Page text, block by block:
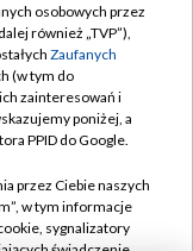
osobowych przez
również „TVP”),
Zaufanych
(w tym do
zainteresowań i
poniżej, a
PPID do Google.
przez Ciebie naszych
w tym informacje
sygnalizatory